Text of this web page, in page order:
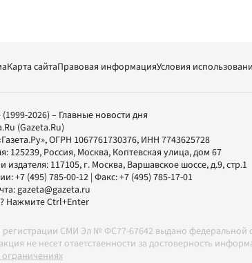
Карта сайтаПравовая информацияУсловия
2026) – Главные новости дня
(Gazeta.Ru)
, ОГРН 1067761730376, ИНН 7743625728
125239, Россия, Москва, Коптевская улица, дом 67
издателя: 117105, г. Москва, Варшавское шоссе, д.9, стр.1
+7 (495) 785-00-12 | Факс:+7 (495) 785-17-01
gazeta@gazeta.ru
Нажмите Ctrl+Enter
регистрации СМИ Эл № ФС77-67642 выдано
не несет ответственности за достоверность